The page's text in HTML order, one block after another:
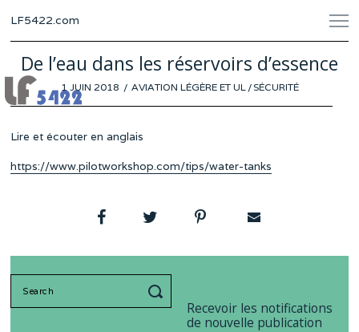
LF5422.com
De l’eau dans les réservoirs d’essence
POSTED
ON
1 JUIN 2018 AVIATION LÉGÈRE ET UL / SÉCURITÉ
Lire et écouter en anglais
https://www.pilotworkshop.com/tips/water-tanks
Recevoir les notifications
de nouvelle publication